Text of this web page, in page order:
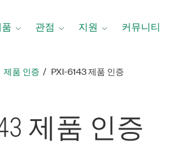
관점 지원 커뮤니티
제품 인증 PXI-6143 제품 인증
제품 인증